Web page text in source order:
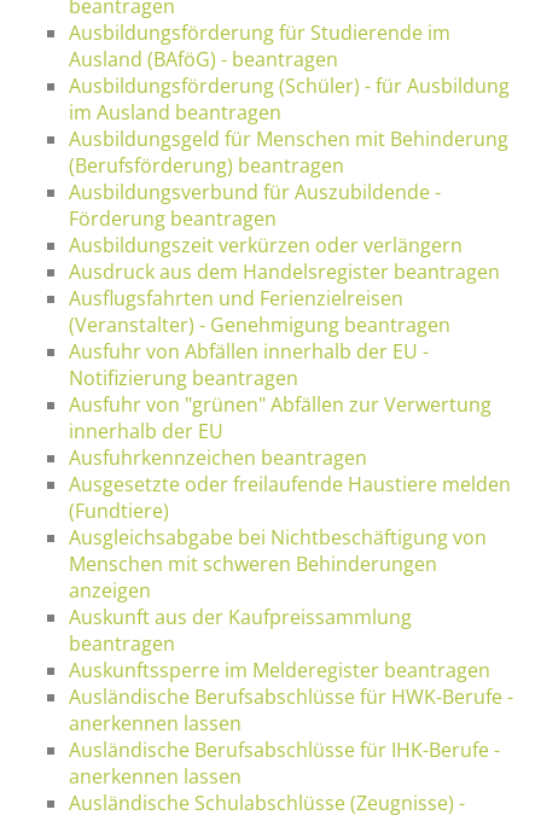
beantragen
Ausbildungsförderung für Studierende im
Ausland (BAföG) - beantragen
Ausbildungsförderung (Schüler) - für Ausbildung
im Ausland beantragen
Ausbildungsgeld für Menschen mit Behinderung
(Berufsförderung) beantragen
Ausbildungsverbund für Auszubildende -
Förderung beantragen
Ausbildungszeit verkürzen oder verlängern
Ausdruck aus dem Handelsregister beantragen
Ausflugsfahrten und Ferienzielreisen
(Veranstalter) - Genehmigung beantragen
Ausfuhr von Abfällen innerhalb der EU -
Notifizierung beantragen
Ausfuhr von "grünen" Abfällen zur Verwertung
innerhalb der EU
Ausfuhrkennzeichen beantragen
Ausgesetzte oder freilaufende Haustiere melden
(Fundtiere)
Ausgleichsabgabe bei Nichtbeschäftigung von
Menschen mit schweren Behinderungen
anzeigen
Auskunft aus der Kaufpreissammlung
beantragen
Auskunftssperre im Melderegister beantragen
Ausländische Berufsabschlüsse für HWK-Berufe -
anerkennen lassen
Ausländische Berufsabschlüsse für IHK-Berufe -
anerkennen lassen
Ausländische Schulabschlüsse (Zeugnisse) -